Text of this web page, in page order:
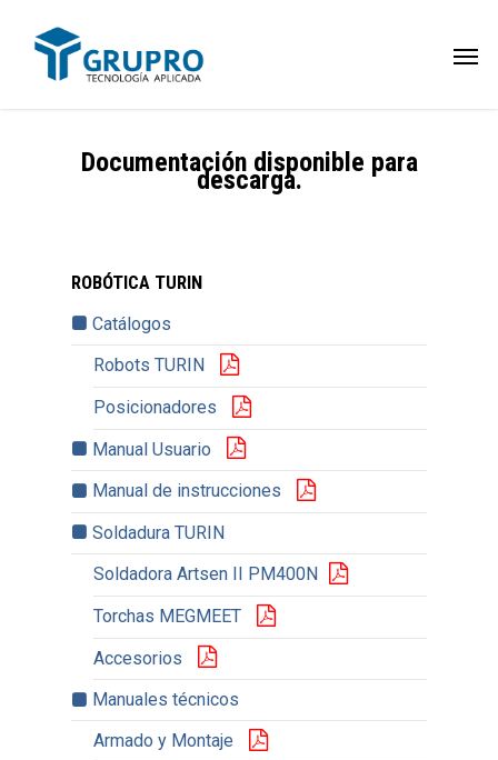
Documentación disponible para
descarga.
ROBÓTICA TURIN
Catálogos
Robots TURIN
Posicionadores
Manual Usuario
Manual de instrucciones
Soldadura TURIN
Soldadora Artsen II PM400N
Torchas MEGMEET
Accesorios
Manuales técnicos
Armado y Montaje